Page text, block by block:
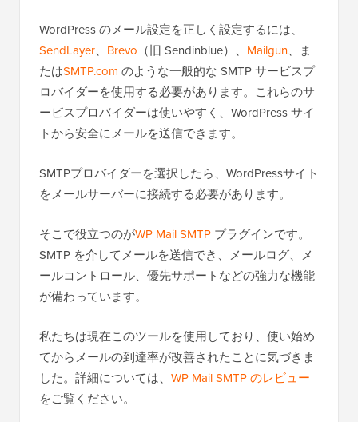
WordPress のメール設定を正しく設定するには、
SendLayer、 Brevo （旧 Sendinblue）、 Mailgun、ま
たはSMTP.com のような一般的な SMTP サービスプ
ロバイダーを使用する必要があります。これらのサ
ービスプロバイダーは使いやすく、WordPress サイ
トから安全にメールを送信できます。
SMTPプロバイダーを選択したら、WordPressサイト
をメールサーバーに接続する必要があります。
そこで役立つのがWP Mail SMTP プラグインです。
SMTP を介してメールを送信でき、メールログ、メ
ールコントロール、優先サポートなどの強力な機能
が備わっています。
私たちは現在このツールを使用しており、使い始め
てからメールの到達率が改善されたことに気づきま
した。詳細については、 WP Mail SMTP のレビュー
をご覧ください。